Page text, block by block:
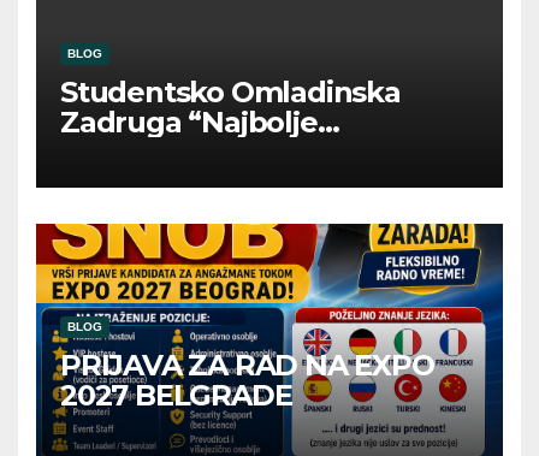
BLOG
Studentsko Omladinska
Zadruga “Najbolje
BLOG
PRIJAVA ZA RAD NA EXPO
2027 BELGRADE